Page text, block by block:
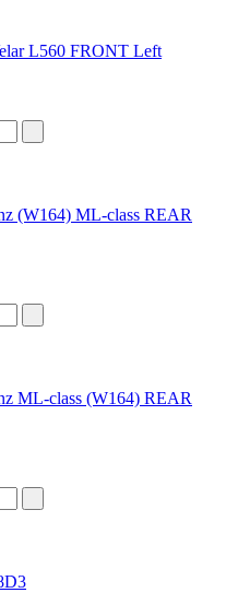
L560 FRONT Left
(W164) ML-class REAR
ML-class (W164) REAR